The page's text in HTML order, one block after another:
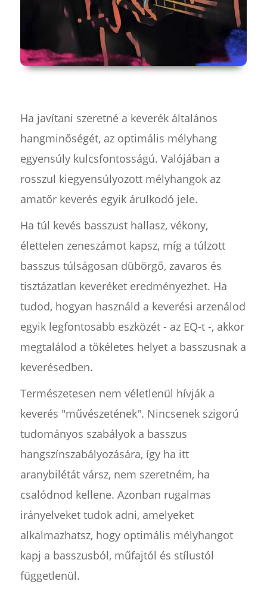
Ha javítani szeretné a keverék általános
hangminőségét, az optimális mélyhang
egyensúly kulcsfontosságú. Valójában a
rosszul kiegyensúlyozott mélyhangok az
amatőr keverés egyik árulkodó jele.
Ha túl kevés basszust hallasz, vékony,
élettelen zeneszámot kapsz, míg a túlzott
basszus túlságosan dübörgő, zavaros és
tisztázatlan keveréket eredményezhet. Ha
tudod, hogyan használd a keverési arzenálod
egyik legfontosabb eszközét - az EQ-t -, akkor
megtalálod a tökéletes helyet a basszusnak a
keverésedben.
Természetesen nem véletlenül hívják a
keverés "művészetének". Nincsenek szigorú
tudományos szabályok a basszus
hangszínszabályozására, így ha itt
aranybilétát vársz, nem szeretném, ha
csalódnod kellene. Azonban rugalmas
irányelveket tudok adni, amelyeket
alkalmazhatsz, hogy optimális mélyhangot
kapj a basszusból, műfajtól és stílustól
függetlenül.